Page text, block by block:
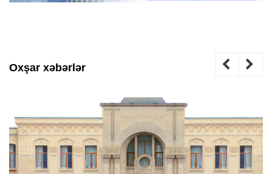
Oxşar xəbərlər